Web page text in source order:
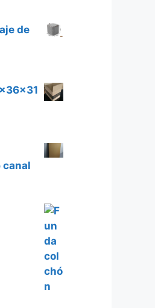
de
canal